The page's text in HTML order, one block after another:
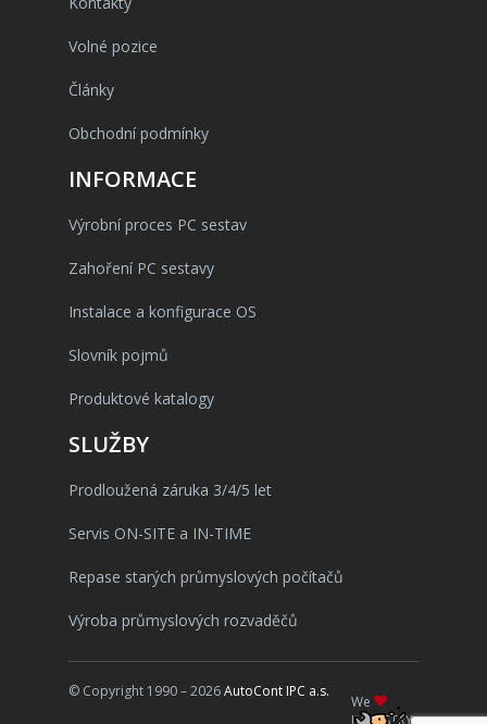
Volné pozice
Články
Obchodní podmínky
INFORMACE
Výrobní proces PC sestav
Zahoření PC sestavy
Instalace a konfigurace OS
Slovník pojmů
Produktové katalogy
SLUŽBY
Prodloužená záruka 3/4/5 let
Servis ON-SITE a IN-TIME
Repase starých průmyslových počítačů
Výroba průmyslových rozvaděčů
© Copyright 1990 – 2026AutoCont IPC a.s.
We
INDUSTRY